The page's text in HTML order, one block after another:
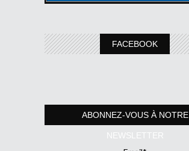
FACEBOOK
ABONNEZ-VOUS À NOTRE
NEWSLETTER